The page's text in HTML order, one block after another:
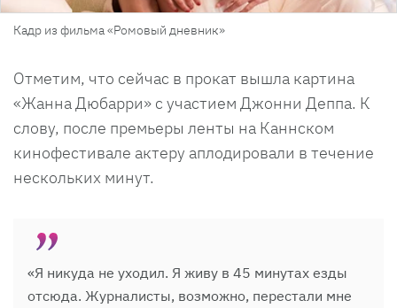
Кадр из фильма «Ромовый дневник»
Отметим, что сейчас в прокат вышла картина
«Жанна Дюбарри» с участием Джонни Деппа. К
слову, после премьеры ленты на Каннском
кинофестивале актеру аплодировали в течение
нескольких минут.
«Я никуда не уходил. Я живу в 45 минутах езды
отсюда. Журналисты, возможно, перестали мне